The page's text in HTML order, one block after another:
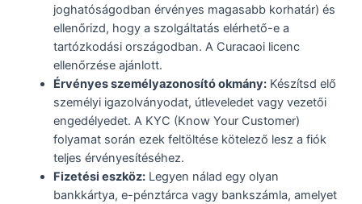
joghatóságodban érvényes magasabb korhatár) és
ellenőrizd, hogy a szolgáltatás elérhető-e a
tartózkodási országodban. A Curacaoi licenc
ellenőrzése ajánlott.
Érvényes személyazonosító okmány: Készítsd elő
személyi igazolványodat, útleveledet vagy vezetői
engedélyedet. A KYC (Know Your Customer)
folyamat során ezek feltöltése kötelező lesz a fiók
teljes érvényesítéséhez.
Fizetési eszköz: Legyen nálad egy olyan
bankkártya, e-pénztárca vagy bankszámla, amelyet